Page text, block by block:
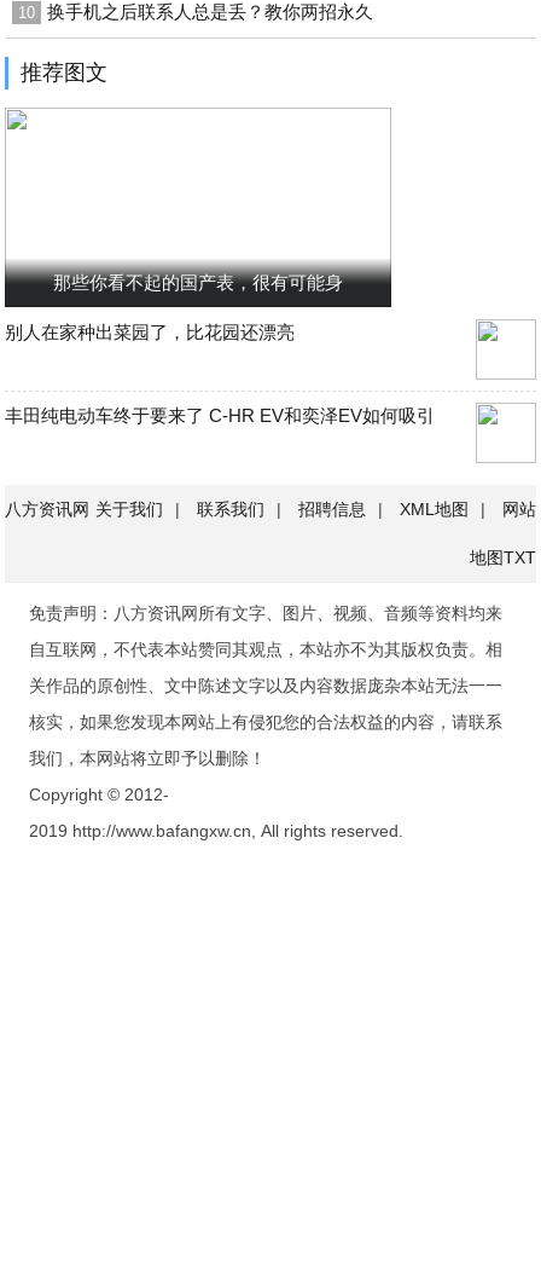
10 换手机之后联系人总是丢？教你两招永久
推荐图文
那些你看不起的国产表，很有可能身
别人在家种出菜园了，比花园还漂亮
丰田纯电动车终于要来了 C-HR EV和奕泽EV如何吸引
八方资讯网 关于我们 | 联系我们 | 招聘信息 | XML地图 | 网站
地图TXT
免责声明：八方资讯网所有文字、图片、视频、音频等资料均来
自互联网，不代表本站赞同其观点，本站亦不为其版权负责。相
关作品的原创性、文中陈述文字以及内容数据庞杂本站无法一一
核实，如果您发现本网站上有侵犯您的合法权益的内容，请联系
我们，本网站将立即予以删除！
Copyright © 2012-
2019 http://www.bafangxw.cn, All rights reserved.